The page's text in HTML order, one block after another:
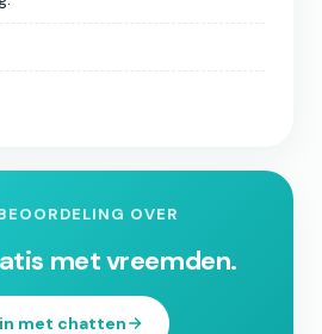
OVER
met vreemden.
met chatten